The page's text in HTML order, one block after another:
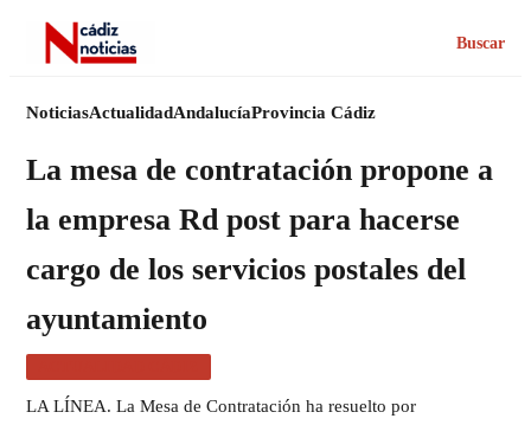
Buscar
NoticiasActualidadAndalucíaProvincia Cádiz
La mesa de contratación propone a
la empresa Rd post para hacerse
cargo de los servicios postales del
ayuntamiento
LA LÍNEA. La Mesa de Contratación ha resuelto por